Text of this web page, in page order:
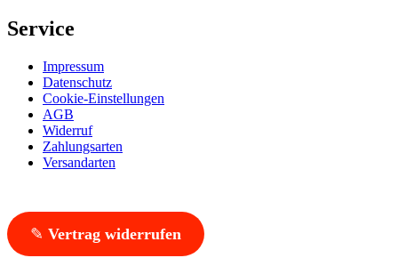
Service
Impressum
Datenschutz
Cookie-Einstellungen
AGB
Widerruf
Zahlungsarten
Versandarten
✎ Vertrag widerrufen